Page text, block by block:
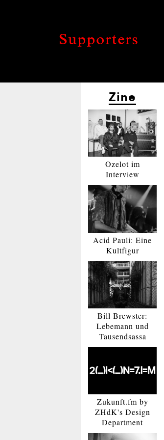
Supporters
Zine
Ozelot im
Interview
Acid Pauli: Eine
Kultfigur
Bill Brewster:
Lebemann und
Tausendsassa
Zukunft.fm by
ZHdK's Design
Department